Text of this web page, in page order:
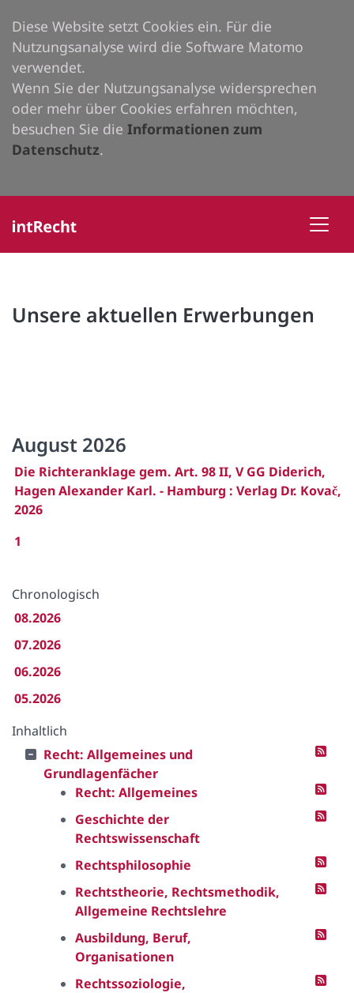
Diese Website setzt Cookies ein. Für die
Nutzungsanalyse wird die Software Matomo
verwendet.
Wenn Sie der Nutzungsanalyse widersprechen
oder mehr über Cookies erfahren möchten,
besuchen Sie die Informationen zum
Datenschutz.
Unsere aktuellen Erwerbungen
August 2026
Die Richteranklage gem. Art. 98 II, V GG Diderich,
Hagen Alexander Karl. - Hamburg : Verlag Dr. Kovač,
2026
1
Chronologisch
08.2026
07.2026
06.2026
05.2026
Inhaltlich
Recht: Allgemeines und
Grundlagenfächer
Recht: Allgemeines
Geschichte der
Rechtswissenschaft
Rechtsphilosophie
Rechtstheorie, Rechtsmethodik,
Allgemeine Rechtslehre
Ausbildung, Beruf,
Organisationen
Rechtssoziologie,